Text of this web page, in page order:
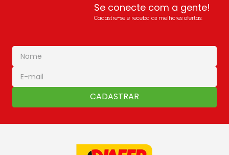
Se conecte com a gente!
Cadastre-se e receba as melhores ofertas:
CADASTRAR